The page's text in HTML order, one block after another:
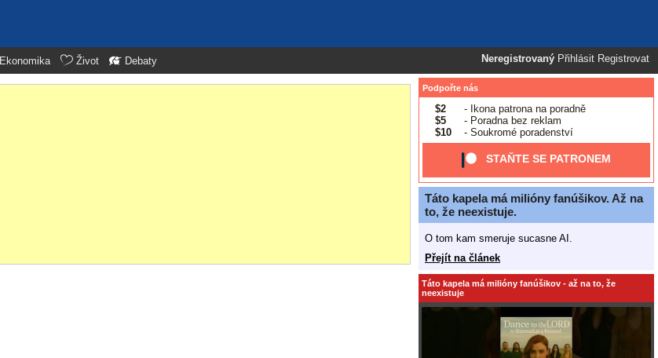
Neregistrovaný Přihlásit Registrovat
Ekonomika Život Debaty
Podpořte nás
$2
- Ikona patrona na poradně
$5
- Poradna bez reklam
$10
- Soukromé poradenství
STAŇTE SE PATRONEM
Táto kapela má milióny fanúšikov. Až na
to, že neexistuje.
O tom kam smeruje sucasne AI.
Přejít na článek
Táto kapela má milióny fanúšikov - až na to, že
neexistuje